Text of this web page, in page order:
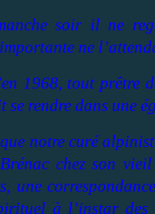
soir il ne
ne
1968, tout prêtre
se rendre dans une
notre curé
chez son
une
à l’instar des